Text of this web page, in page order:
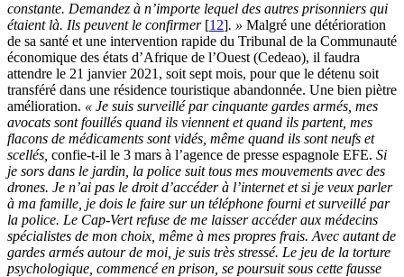
constante. Demandez à n’importe lequel des autres prisonniers qui
étaient là. Ils peuvent le confirmer[12]. » Malgré une détérioration
de sa santé et une intervention rapide du Tribunal de la Communauté
économique des états d’Afrique de l’Ouest (Cedeao), il faudra
attendre le 21 janvier 2021, soit sept mois, pour que le détenu soit
transféré dans une résidence touristique abandonnée. Une bien piètre
amélioration. « Je suis surveillé par cinquante gardes armés, mes
avocats sont fouillés quand ils viennent et quand ils partent, mes
flacons de médicaments sont vidés, même quand ils sont neufs et
scellés, confie-t-il le 3 mars à l’agence de presse espagnole EFE. Si
je sors dans le jardin, la police suit tous mes mouvements avec des
drones. Je n’ai pas le droit d’accéder à l’internet et si je veux parler
à ma famille, je dois le faire sur un téléphone fourni et surveillé par
la police. Le Cap-Vert refuse de me laisser accéder aux médecins
spécialistes de mon choix, même à mes propres frais. Avec autant de
gardes armés autour de moi, je suis très stressé. Le jeu de la torture
psychologique, commencé en prison, se poursuit sous cette fausse